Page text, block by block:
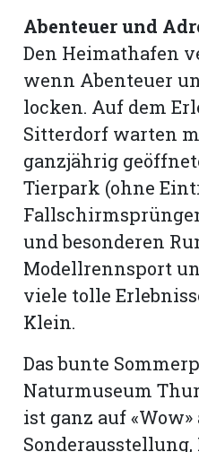
Abenteuer und
Den Heimathafen
wenn Abenteuer
locken. Auf dem
Sitterdorf warten
ganzjährig
Tierpark (ohne
und besonderen
Modellrennsport
viele tolle
Klein.
Das bunte
Naturmuseum
ist ganz auf